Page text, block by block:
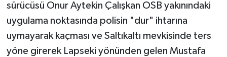
sürücüsü Onur Aytekin Çalışkan OSB yakınındaki
uygulama noktasında polisin "dur" ihtarına
uymayarak kaçması ve Saltıkaltı mevkisinde ters
yöne girerek Lapseki yönünden gelen Mustafa